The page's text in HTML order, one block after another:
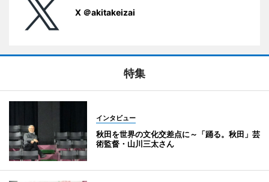
X ＠akitakeizai
特集
インタビュー
秋田を世界の文化交差点に～「踊る。秋田」芸
術監督・山川三太さん